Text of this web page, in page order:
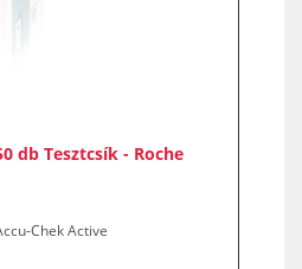
db Tesztcsík - Roche
Chek Active